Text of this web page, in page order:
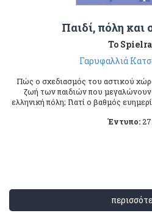
Παιδί, πόλη και
Το
Γαρυφαλλιά
Πώς ο σχεδιασμός του αστικού
ζωή των παιδιών που μεγαλώνουν
ελληνική πόλη; Γιατί ο βαθμός
Έντυπο: